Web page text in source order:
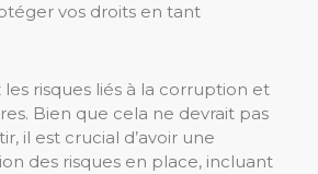
vos droits en tant
les risques liés à la corruption et
Bien que cela ne devrait pas
il est crucial d’avoir une
des risques en place, incluant